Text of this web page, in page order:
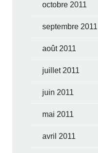
octobre 2011
septembre 2011
août 2011
juillet 2011
juin 2011
mai 2011
avril 2011